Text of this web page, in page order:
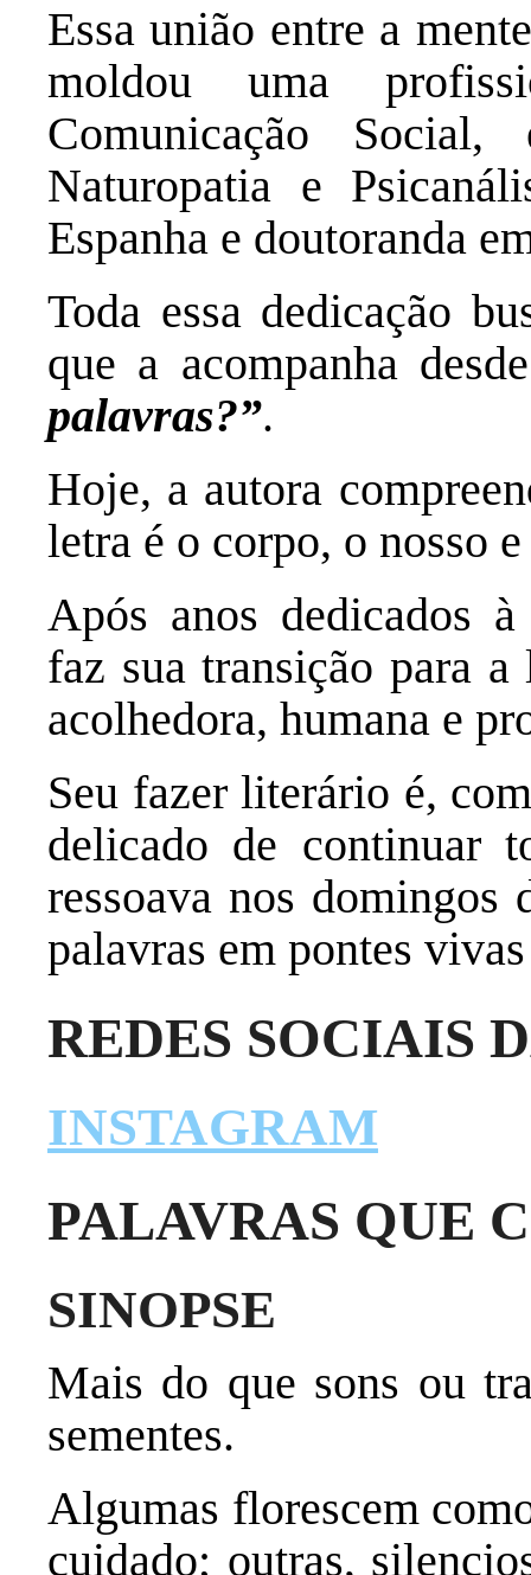
Essa união entre a
moldou uma
Comunicação Social,
Naturopatia e
Espanha e doutoranda
Toda essa dedicação
que a acompanha
palavras?”.
Hoje, a autora
letra é o corpo, o nosso
Após anos dedicados
faz sua transição para
acolhedora, humana e
Seu fazer literário é,
delicado de continuar
ressoava nos domingos
palavras em pontes
REDES SOCIAIS
INSTAGRAM
PALAVRAS QUE
SINOPSE
Mais do que sons ou
sementes.
Algumas florescem
cuidado; outras,